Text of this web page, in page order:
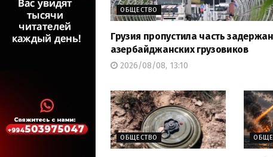
ОБЩЕСТВО
Грузия пропустила часть
азербайджанских грузовиков
2026/08/08, 13:10
ОБЩЕСТВО